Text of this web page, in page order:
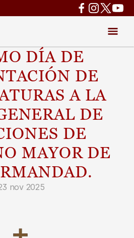
DÍA DE
DE
A LA
DE
DE
MAYOR DE
nov 2025